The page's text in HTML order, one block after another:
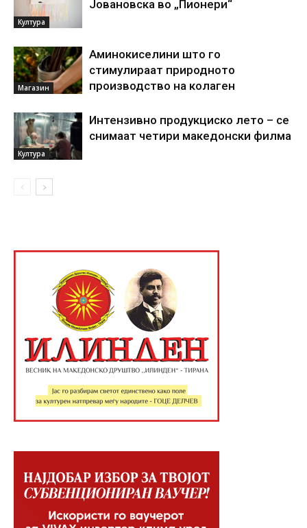
Култура
Јовановска во „Пионери“
Магазин
Аминокиселини што го
стимулираат природното
производство на колаген
Култура
Интензивно продукциско лето – се
снимаат четири македонски филма